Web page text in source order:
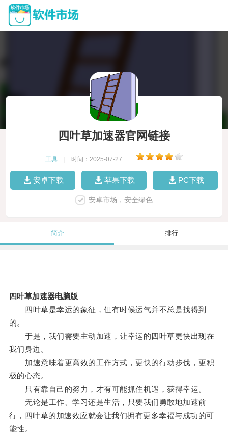
四叶草加速器官网链接
工具 时间：2025-07-27
安卓下载 苹果下载 PC下载
安卓市场，安全绿色
简介 排行
四叶草加速器电脑版
四叶草是幸运的象征，但有时候运气并不总是找得到
的。
于是，我们需要主动加速，让幸运的四叶草更快出现在
我们身边。
加速意味着更高效的工作方式，更快的行动步伐，更积
极的心态。
只有靠自己的努力，才有可能抓住机遇，获得幸运。
无论是工作、学习还是生活，只要我们勇敢地加速前
行，四叶草的加速效应就会让我们拥有更多幸福与成功的可
能性。